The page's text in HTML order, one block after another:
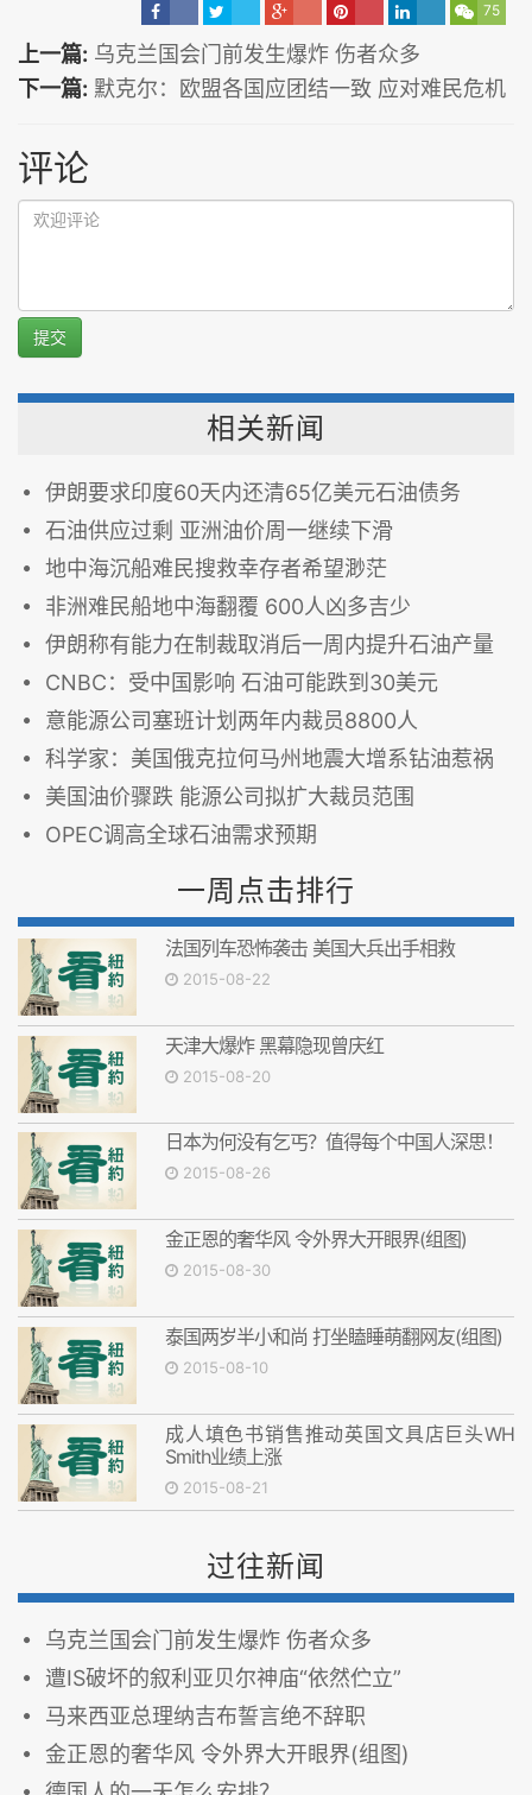
75
上一篇: 乌克兰国会门前发生爆炸 伤者众多
下一篇: 默克尔：欧盟各国应团结一致 应对难民危机
评论
提交
相关新闻
伊朗要求印度60天内还清65亿美元石油债务
石油供应过剩 亚洲油价周一继续下滑
地中海沉船难民搜救幸存者希望渺茫
非洲难民船地中海翻覆 600人凶多吉少
伊朗称有能力在制裁取消后一周内提升石油产量
CNBC：受中国影响 石油可能跌到30美元
意能源公司塞班计划两年内裁员8800人
科学家：美国俄克拉何马州地震大增系钻油惹祸
美国油价骤跌 能源公司拟扩大裁员范围
OPEC调高全球石油需求预期
一周点击排行
法国列车恐怖袭击 美国大兵出手相救
2015-08-22
天津大爆炸 黑幕隐现曾庆红
2015-08-20
日本为何没有乞丐？值得每个中国人深思！
2015-08-26
金正恩的奢华风 令外界大开眼界(组图)
2015-08-30
泰国两岁半小和尚 打坐瞌睡萌翻网友(组图)
2015-08-10
成人填色书销售推动英国文具店巨头WH
Smith业绩上涨
2015-08-21
过往新闻
乌克兰国会门前发生爆炸 伤者众多
遭IS破坏的叙利亚贝尔神庙“依然伫立”
马来西亚总理纳吉布誓言绝不辞职
金正恩的奢华风 令外界大开眼界(组图)